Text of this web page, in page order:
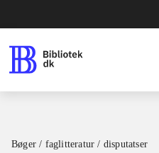
Bøger / faglitteratur / disputatser